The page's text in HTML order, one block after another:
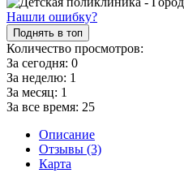
Нашли ошибку?
Поднять в топ
Количество просмотров:
За сегодня: 0
За неделю: 1
За месяц: 1
За все время: 25
Описание
Отзывы (3)
Карта